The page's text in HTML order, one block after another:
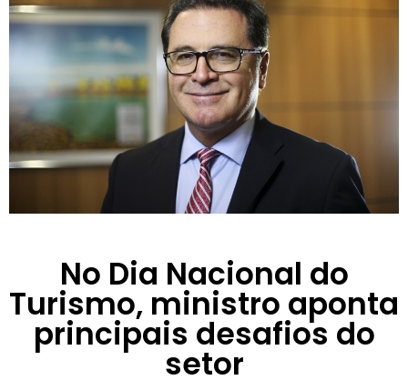
No Dia Nacional do
Turismo, ministro aponta
principais desafios do
setor